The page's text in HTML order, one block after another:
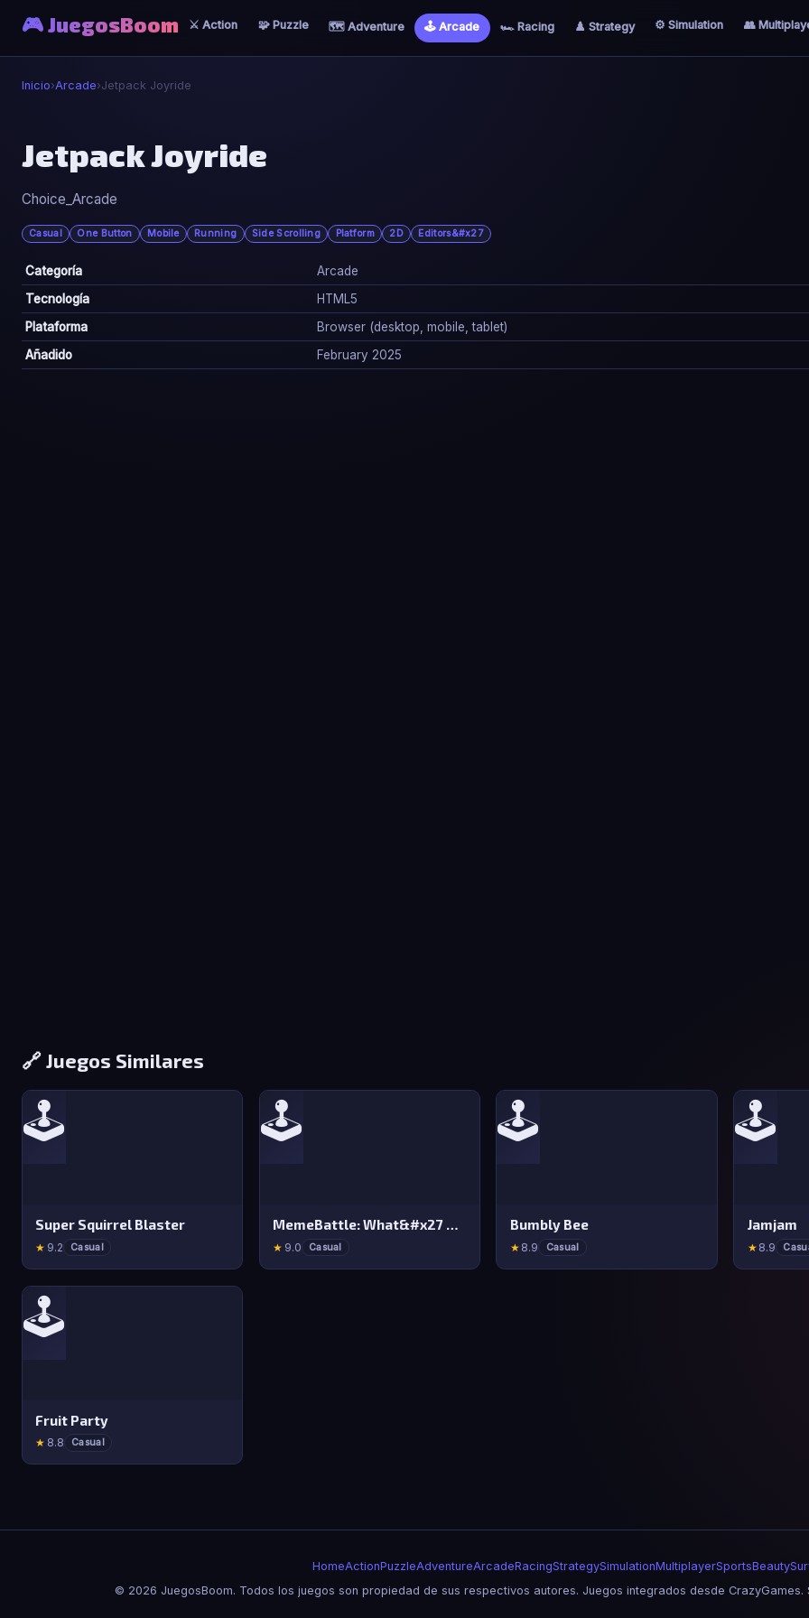
🎮 JuegosBoom ⚔️ Action 🧩 Puzzle 🗺️ Adventure 🕹️ Arcade 🏎️ Racing ♟️ Strategy ⚙️ Simulation 👥
Inicio›Arcade›Jetpack Joyride
🕹️
Jetpack Joyride
▶ Jugar Ahora
Jetpack Joyride
Choice_Arcade
Casual One Button Mobile Running Side Scrolling Platform 2D Editors&#x27
Categoría
Arcade
Tecnología
HTML5
Plataforma
Browser (desktop, mobile, tablet)
Añadido
February 2025
🔗 Juegos Similares
🕹️
Super Squirrel Blaster
★ 9.2 Casual
🕹️
MemeBattle: What&#x27 s That Meme?
★ 9.0 Casual
🕹️
Bumbly Bee
★ 8.9 Casual
🕹️
Jamjam
★ 8.9
🕹️
Fruit Party
★ 8.8 Casual
HomeActionPuzzleAdventureArcadeRacingStrategySimulationMultiplayerSportsBeauty
© 2026 JuegosBoom. Todos los juegos son propiedad de sus respectivos autores. Juegos integrados desde